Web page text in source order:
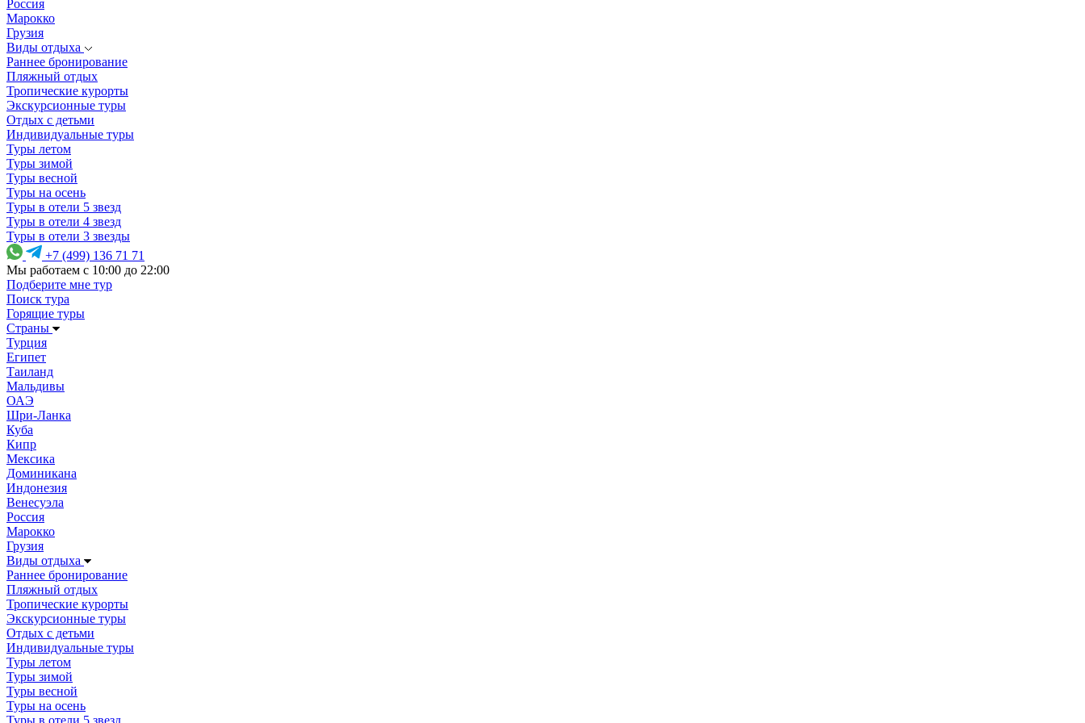
Россия
Марокко
Грузия
Виды отдыха
Раннее бронирование
Пляжный отдых
Тропические курорты
Экскурсионные туры
Отдых с детьми
Индивидуальные туры
Туры летом
Туры зимой
Туры весной
Туры на осень
Туры в отели 5 звезд
Туры в отели 4 звезд
Туры в отели 3 звезды
+7 (499) 136 71 71
Мы работаем с 10:00 до 22:00
Подберите мне тур
Поиск тура
Горящие туры
Страны
Турция
Египет
Таиланд
Мальдивы
ОАЭ
Шри-Ланка
Куба
Кипр
Мексика
Доминикана
Индонезия
Венесуэла
Россия
Марокко
Грузия
Виды отдыха
Раннее бронирование
Пляжный отдых
Тропические курорты
Экскурсионные туры
Отдых с детьми
Индивидуальные туры
Туры летом
Туры зимой
Туры весной
Туры на осень
Туры в отели 5 звезд